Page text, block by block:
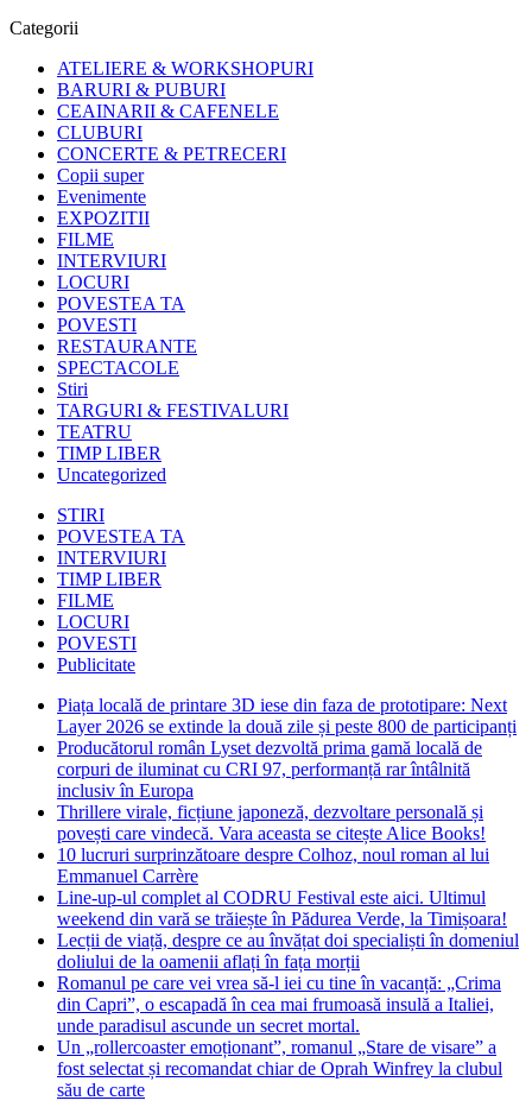
Categorii
ATELIERE & WORKSHOPURI
BARURI & PUBURI
CEAINARII & CAFENELE
CLUBURI
CONCERTE & PETRECERI
Copii super
Evenimente
EXPOZITII
FILME
INTERVIURI
LOCURI
POVESTEA TA
POVESTI
RESTAURANTE
SPECTACOLE
Stiri
TARGURI & FESTIVALURI
TEATRU
TIMP LIBER
Uncategorized
STIRI
POVESTEA TA
INTERVIURI
TIMP LIBER
FILME
LOCURI
POVESTI
Publicitate
Piața locală de printare 3D iese din faza de prototipare: Next
Layer 2026 se extinde la două zile și peste 800 de participanți
Producătorul român Lyset dezvoltă prima gamă locală de
corpuri de iluminat cu CRI 97, performanță rar întâlnită
inclusiv în Europa
Thrillere virale, ficțiune japoneză, dezvoltare personală și
povești care vindecă. Vara aceasta se citește Alice Books!
10 lucruri surprinzătoare despre Colhoz, noul roman al lui
Emmanuel Carrère
Line-up-ul complet al CODRU Festival este aici. Ultimul
weekend din vară se trăiește în Pădurea Verde, la Timișoara!
Lecții de viață, despre ce au învățat doi specialiști în domeniul
doliului de la oamenii aflați în fața morții
Romanul pe care vei vrea să-l iei cu tine în vacanță: „Crima
din Capri”, o escapadă în cea mai frumoasă insulă a Italiei,
unde paradisul ascunde un secret mortal.
Un „rollercoaster emoționant”, romanul „Stare de visare” a
fost selectat și recomandat chiar de Oprah Winfrey la clubul
său de carte